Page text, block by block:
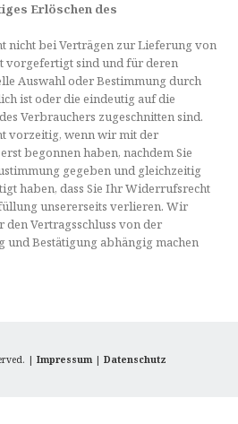
Erlöschen des
nicht bei Verträgen zur Lieferung von
vorgefertigt sind und für deren
Auswahl oder Bestimmung durch
ist oder die eindeutig auf die
Verbrauchers zugeschnitten sind.
vorzeitig, wenn wir mit der
begonnen haben, nachdem Sie
gegeben und gleichzeitig
haben, dass Sie Ihr Widerrufsrecht
unsererseits verlieren. Wir
den Vertragsschluss von der
und Bestätigung abhängig machen
| Impressum | Datenschutz